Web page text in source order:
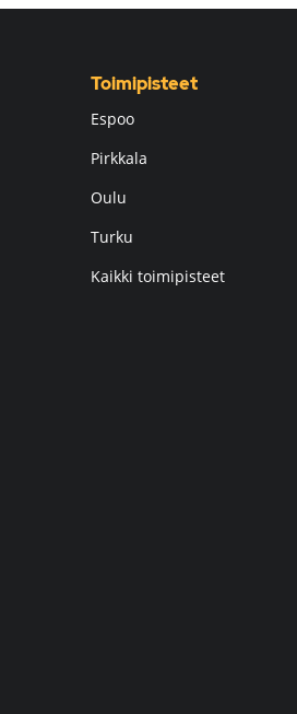
Toimipisteet
Espoo
Pirkkala
Oulu
Turku
Kaikki toimipisteet